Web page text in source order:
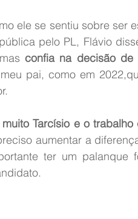
ele se sentiu sobre ser
pelo PL, Flávio
confia na decisão de
pai, como em
Tarcísio e o
aumentar a
ter um palanque